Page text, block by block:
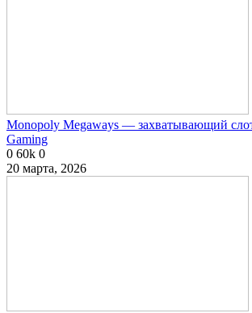
Monopoly Megaways — захватывающий
Gaming
0 60k 0
20 марта, 2026